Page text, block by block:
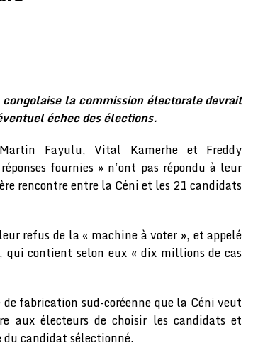
Africaine de Football (CAF) à contre-courant
une bouffée d’oxygène financière
ECONOMIE
a vendu aux enchères son trophée de la Coupe du monde
du Sénat installés
A LA UNE
soldats exécutés, Amnesty International exige une enquête
la commission électorale devrait
échec des élections.
Fayulu, Vital Kamerhe et Freddy
fournies » n’ont pas répondu à leur
rencontre entre la Céni et les 21 candidats
refus de la « machine à voter », et appelé
contient selon eux « dix millions de cas
fabrication sud-coréenne que la Céni veut
aux électeurs de choisir les candidats et
candidat sélectionné.